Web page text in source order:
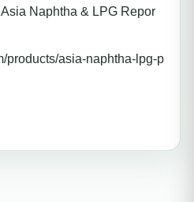
Naphtha & LPG Repor
products/asia-naphtha-lpg-p